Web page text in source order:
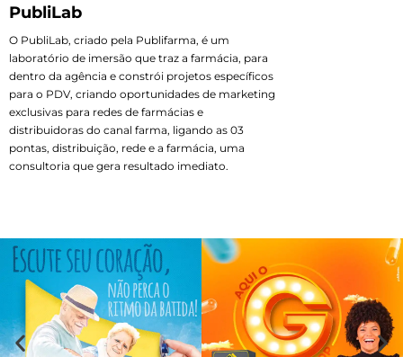
PubliLab
O PubliLab, criado pela Publifarma, é um
laboratório de imersão que traz a farmácia, para
dentro da agência e constrói projetos específicos
para o PDV, criando oportunidades de marketing
exclusivas para redes de farmácias e
distribuidoras do canal farma, ligando as 03
pontas, distribuição, rede e a farmácia, uma
consultoria que gera resultado imediato.